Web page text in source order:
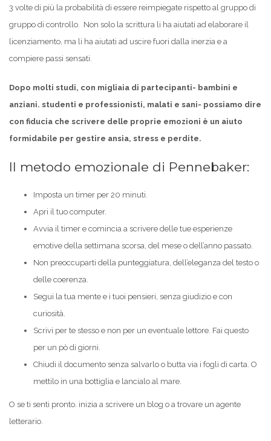
3 volte di più la probabilità di essere reimpiegate rispetto al gruppo di
gruppo di controllo. Non solo la scrittura li ha aiutati ad elaborare il
licenziamento, ma li ha aiutati ad uscire fuori dalla inerzia e a
compiere passi sensati.
Dopo molti studi, con migliaia di partecipanti- bambini e
anziani. studenti e professionisti, malati e sani- possiamo dire
con fiducia che scrivere delle proprie emozioni è un aiuto
formidabile per gestire ansia, stress e perdite.
Il metodo emozionale di Pennebaker:
Imposta un timer per 20 minuti.
Apri il tuo computer.
Avvia il timer e comincia a scrivere delle tue esperienze
emotive della settimana scorsa, del mese o dell’anno passato.
Non preoccuparti della punteggiatura, dell’eleganza del testo o
delle coerenza.
Segui la tua mente e i tuoi pensieri, senza giudizio e con
curiosità.
Scrivi per te stesso e non per un eventuale lettore. Fai questo
per un pò di giorni.
Chiudi il documento senza salvarlo o butta via i fogli di carta. O
mettilo in una bottiglia e lancialo al mare.
O se ti senti pronto. inizia a scrivere un blog o a trovare un agente
letterario.